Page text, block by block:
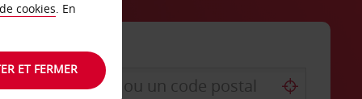
cookies. En
ET FERMER